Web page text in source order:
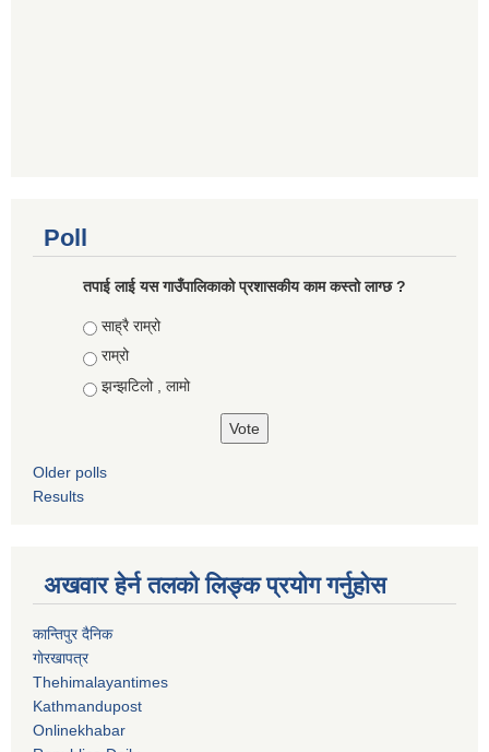
Poll
तपाई लाई यस गाउँपालिकाको प्रशासकीय काम कस्तो लाग्छ ?
Choices
साह्रै राम्रो
राम्रो
झन्झटिलो , लामो
Older polls
Results
अखवार हेर्न तलको लिङ्क प्रयोग गर्नुहाेस
कान्तिपुर दैनिक
गाेरखापत्र
Thehimalayantimes
Kathmandupost
Onlinekhabar